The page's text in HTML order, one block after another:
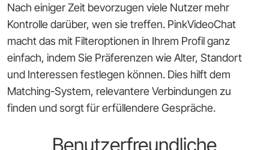
Nach einiger Zeit bevorzugen viele Nutzer mehr
Kontrolle darüber, wen sie treffen. PinkVideoChat
macht das mit Filteroptionen in Ihrem Profil ganz
einfach, indem Sie Präferenzen wie Alter, Standort
und Interessen festlegen können. Dies hilft dem
Matching-System, relevantere Verbindungen zu
finden und sorgt für erfüllendere Gespräche.
Benutzerfreundliche